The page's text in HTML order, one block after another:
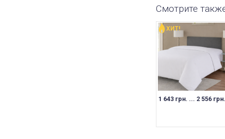
Смотрите
1 643 грн. ... 2 556 грн.
ХИТ!